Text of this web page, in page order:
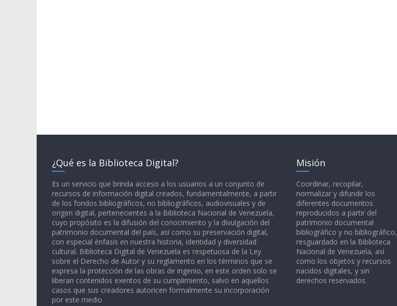
¿Qué es la Biblioteca Digital?
Es un servicio que brinda acceso a los usuarios a un conjunto de
recursos de información digital creados, fundamentalmente, a partir
de los fondos bibliográficos, no bibliográficos, audiovisuales y de
origen digital, pertenecientes a la Biblioteca Nacional de Venezuela,
cuyo propósito es la difusión del conocimiento y la divulgación del
patrimonio documental del país, así como su preservación digital,
con especial énfasis en nuestra historia, identidad y diversidad
cultural. Biblioteca Digital de Venezuela es respetuosa de la Ley
sobre el Derecho de Autor y su reglamento en los términos que se
expresa la protección de las obras de ingenio, en este orden solo se
liberan contenidos exentos de su cumplimiento, salvo en aquellos
casos que sus creadores autoricen formalmente su incorporación
por este medio
Misión
Coordinar, recopilar,
normalizar y difundir los
diferentes documentos
reproducidos a partir del
patrimonio documental
bibliográfico y no bibliográfico,
resguardado en la Biblioteca
Nacional de Venezuela, así
como los objetos y recursos
nacidos digitales, y sin
derechos reservados.